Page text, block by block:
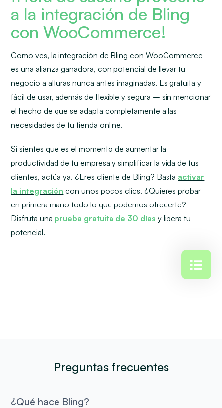
a la integración de Bling
con WooCommerce!
Como ves, la integración de Bling con WooCommerce
es una alianza ganadora, con potencial de llevar tu
negocio a alturas nunca antes imaginadas. Es gratuita y
fácil de usar, además de flexible y segura – sin mencionar
el hecho de que se adapta completamente a las
necesidades de tu tienda online.
Si sientes que es el momento de aumentar la
productividad de tu empresa y simplificar la vida de tus
clientes, actúa ya. ¿Eres cliente de Bling? Basta activar
la integración con unos pocos clics. ¿Quieres probar
en primera mano todo lo que podemos ofrecerte?
Disfruta una prueba gratuita de 30 días y libera tu
potencial.
Preguntas frecuentes
¿Qué hace Bling?